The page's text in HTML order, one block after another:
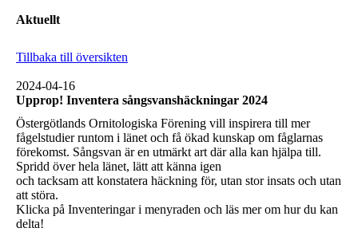
Aktuellt
Tillbaka till översikten
2024-04-16
Upprop! Inventera sångsvanshäckningar 2024
Östergötlands Ornitologiska Förening vill inspirera till mer
fågelstudier runtom i länet och få ökad kunskap om fåglarnas
förekomst. Sångsvan är en utmärkt art där alla kan hjälpa till.
Spridd över hela länet, lätt att känna igen
och tacksam att konstatera häckning för, utan stor insats och utan
att störa.
Klicka på Inventeringar i menyraden och läs mer om hur du kan
delta!